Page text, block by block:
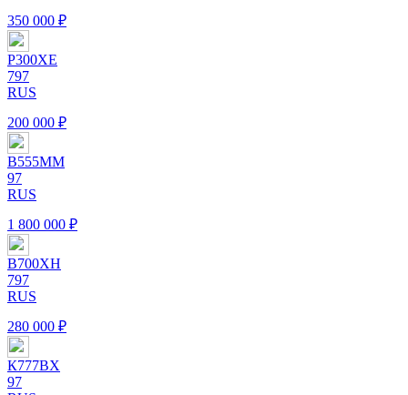
350 000 ₽
Р300ХЕ
797
RUS
200 000 ₽
В555ММ
97
RUS
1 800 000 ₽
В700ХН
797
RUS
280 000 ₽
К777ВХ
97